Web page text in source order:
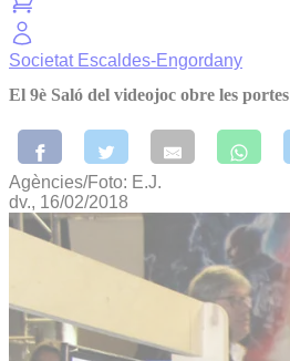
Societat Escaldes-Engordany
El 9è Saló del videojoc obre les portes
Agències/Foto: E.J.
dv., 16/02/2018